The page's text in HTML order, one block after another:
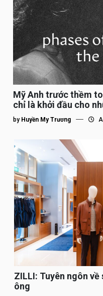
Mỹ Anh trước thềm
chỉ là khởi đầu cho
tôi”
by Huyền My Trương
ZILLI: Tuyên ngôn
ông